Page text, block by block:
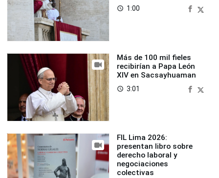
access_time 1:00
Más de 100 mil fieles
recibirían a Papa León
XIV en Sacsayhuaman
access_time 3:01
FIL Lima 2026:
presentan libro sobre
derecho laboral y
negociaciones
colectivas